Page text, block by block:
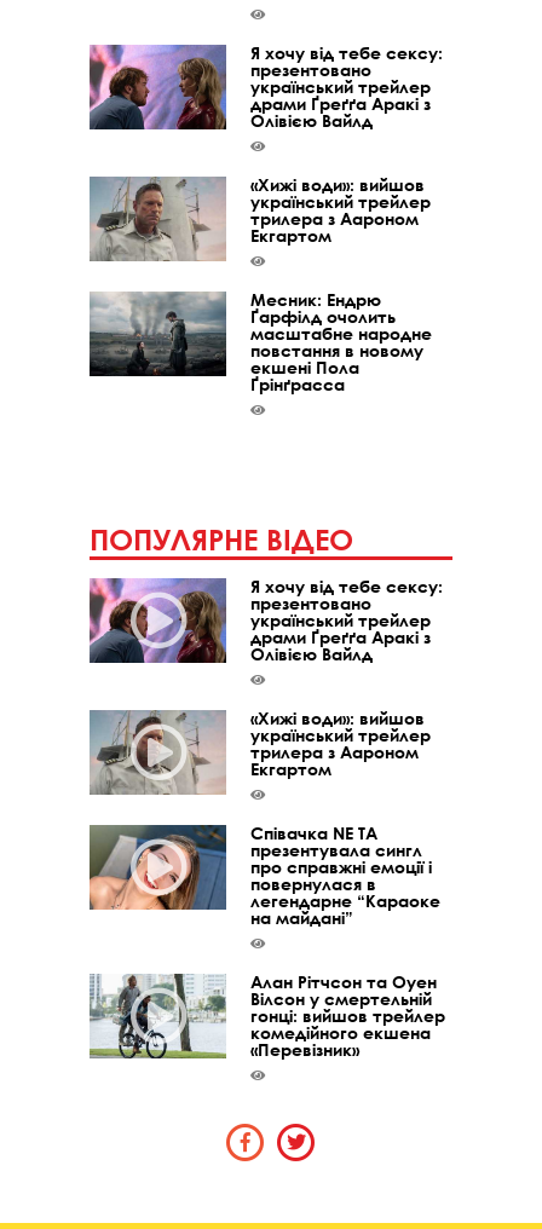
Я хочу від тебе сексу:
презентовано
український трейлер
драми Ґреґґа Аракі з
Олівією Вайлд
«Хижі води»: вийшов
український трейлер
трилера з Аароном
Екгартом
Месник: Ендрю
Ґарфілд очолить
масштабне народне
повстання в новому
екшені Пола
Ґрінґрасса
ПОПУЛЯРНЕ ВІДЕО
Я хочу від тебе сексу:
презентовано
український трейлер
драми Ґреґґа Аракі з
Олівією Вайлд
«Хижі води»: вийшов
український трейлер
трилера з Аароном
Екгартом
Співачка NE TA
презентувала сингл
про справжні емоції і
повернулася в
легендарне “Караоке
на майдані”
Алан Рітчсон та Оуен
Вілсон у смертельній
гонці: вийшов трейлер
комедійного екшена
«Перевізник»